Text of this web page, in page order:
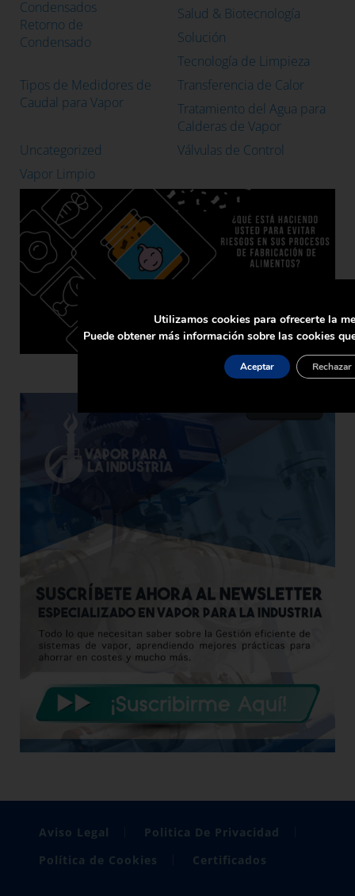
Condensados
Retorno de
Condensado
Salud & Biotecnología
Solución
Tecnología de Limpieza
Tipos de Medidores de
Caudal para Vapor
Transferencia de Calor
Tratamiento del Agua para
Calderas de Vapor
Uncategorized
Válvulas de Control
Vapor Limpio
Aviso Legal
Politica De Privacidad
Política de Cookies
Certificados
Utilizamos cookies para ofrecerte la
Puede obtener más información sobre las cookies
Aceptar Rechazar